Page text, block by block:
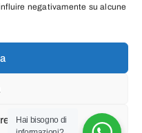
negativamente su alcune
una e-mail all’indirizzo
Radicediunopercento
Hai bisogno di